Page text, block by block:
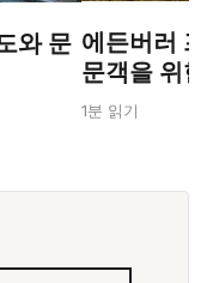
와 문 에든버러
문객을 위
1분 읽기